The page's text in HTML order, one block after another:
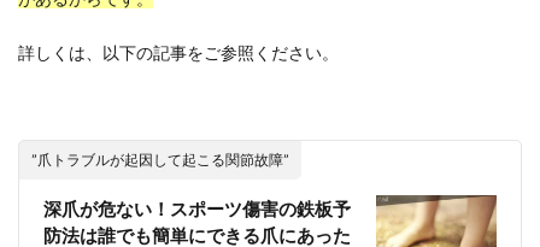
詳しくは、以下の記事をご参照ください。
”爪トラブルが起因して起こる関節故障”
深爪が危ない！スポーツ傷害の鉄板予
防法は誰でも簡単にできる爪にあった